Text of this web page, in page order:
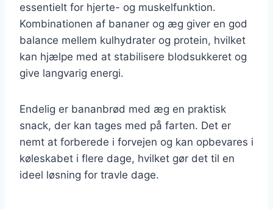
essentielt for hjerte- og muskelfunktion.
Kombinationen af bananer og æg giver en god
balance mellem kulhydrater og protein, hvilket
kan hjælpe med at stabilisere blodsukkeret og
give langvarig energi.
Endelig er bananbrød med æg en praktisk
snack, der kan tages med på farten. Det er
nemt at forberede i forvejen og kan opbevares i
køleskabet i flere dage, hvilket gør det til en
ideel løsning for travle dage.